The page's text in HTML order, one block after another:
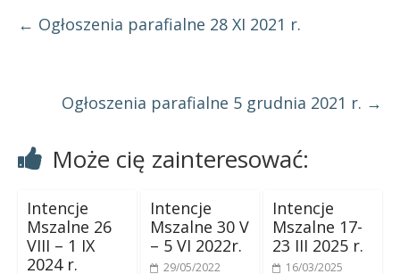
← Ogłoszenia parafialne 28 XI 2021 r.
Ogłoszenia parafialne 5 grudnia 2021 r. →
Może cię zainteresować:
Intencje
Mszalne 26
VIII – 1 IX
2024 r.
Intencje
Mszalne 30 V
– 5 VI 2022r.
29/05/2022
Intencje
Mszalne 17-
23 III 2025 r.
16/03/2025